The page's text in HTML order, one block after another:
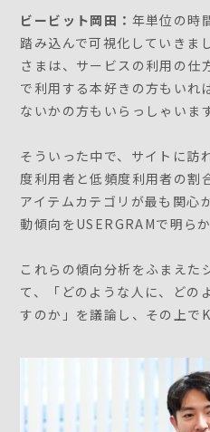
ビービット岡田： 年単位の時
踏み込んで可視化していきま
さまは、サービスの利用の仕
で利用する本好きの方もいれ
ないかの方もいらっしゃいます
そういった中で、サイトに訪
度利用者と低頻度利用者の割
アイテムカテゴリが最も関心
動傾向をUSERGRAMで明ら
これらの傾向分析をふまえた
て、「どのような人に、どの
すのか」を議論し、その上で